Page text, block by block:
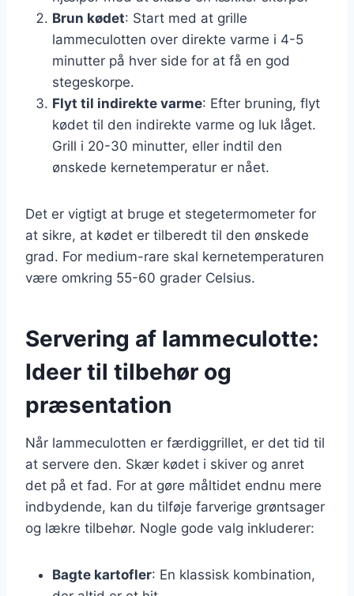
Brun kødet: Start med at grille
lammeculotten over direkte varme i 4-5
minutter på hver side for at få en god
stegeskorpe.
Flyt til indirekte varme: Efter bruning, flyt
kødet til den indirekte varme og luk låget.
Grill i 20-30 minutter, eller indtil den
ønskede kernetemperatur er nået.
Det er vigtigt at bruge et stegetermometer for
at sikre, at kødet er tilberedt til den ønskede
grad. For medium-rare skal kernetemperaturen
være omkring 55-60 grader Celsius.
Servering af lammeculotte:
Ideer til tilbehør og
præsentation
Når lammeculotten er færdiggrillet, er det tid til
at servere den. Skær kødet i skiver og anret
det på et fad. For at gøre måltidet endnu mere
indbydende, kan du tilføje farverige grøntsager
og lækre tilbehør. Nogle gode valg inkluderer:
Bagte kartofler: En klassisk kombination,